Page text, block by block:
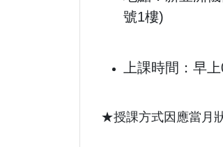
號1樓)
上課時間：早
★授課方式因應當月